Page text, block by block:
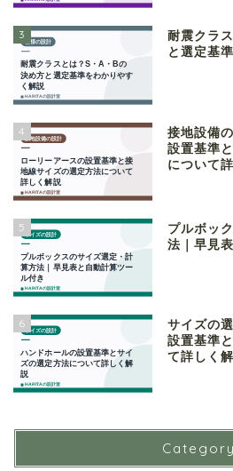
3
耐震クラ
と選定基
4
接地設備
設置基準
について
5
プルボッ
法｜早見
6
サイズの
設置基準
て詳しく
Category